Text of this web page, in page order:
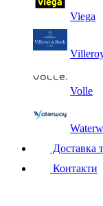
Viega
Volle
Доставка
Контакти